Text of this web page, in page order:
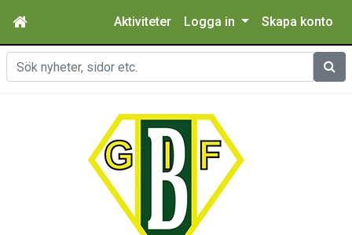
Aktiviteter Logga in Skapa konto
Sök